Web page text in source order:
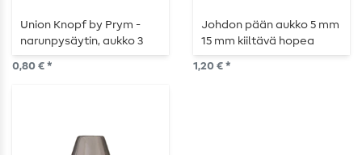
Union Knopf by Prym -
narunpysäytin, aukko 3
mm, pituus 15 mm, vaalea
bordeaux
0,80 € *
Johdon pään aukko 5 mm
15 mm kiiltävä hopea
1,20 € *